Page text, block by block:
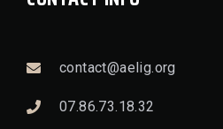
contact@aelig.org
07.86.73.18.32